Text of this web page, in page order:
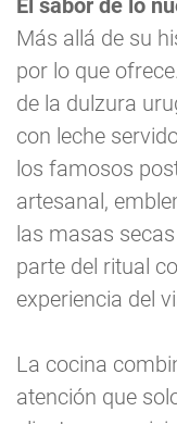
El sabor de lo
Más allá de su
por lo que
de la dulzura
con leche
los famosos
artesanal,
las masas
parte del ritual
experiencia del
La cocina
atención que